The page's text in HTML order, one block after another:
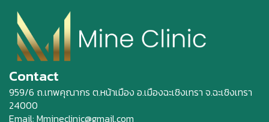
Contact
959/6 ถ.เทพคุณากร ต.หน้าเมือง อ.เมืองฉะเชิงเทรา จ.ฉะเชิงเทรา
24000
Email: Mmineclinic@gmail.com